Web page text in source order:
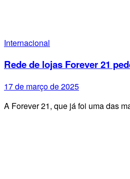
Internacional
Rede de lojas Forever 21
17 de março de 2025
A Forever 21, que já foi uma das